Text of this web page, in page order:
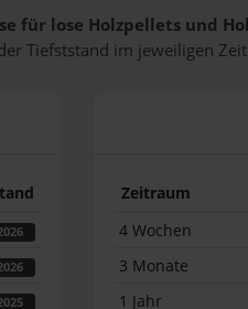
für lose Holzpellets und
Tiefststand im jeweiligen
Zeitraum
4 Wochen
3 Monate
1 Jahr